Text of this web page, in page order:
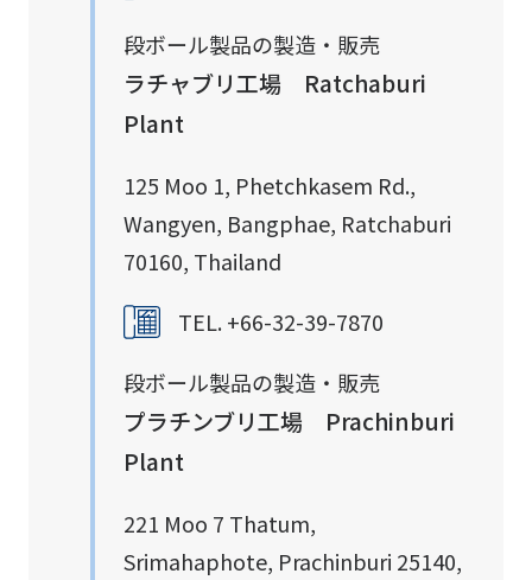
段ボール製品の製造・販売
ラチャブリ工場 Ratchaburi
Plant
125 Moo 1, Phetchkasem Rd.,
Wangyen, Bangphae, Ratchaburi
70160, Thailand
TEL. +66-32-39-7870
段ボール製品の製造・販売
プラチンブリ工場 Prachinburi
Plant
221 Moo 7 Thatum,
Srimahaphote, Prachinburi 25140,